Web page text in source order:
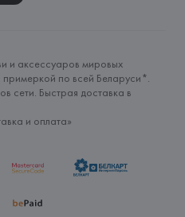
и аксессуаров мировых
примеркой по всей Беларуси*.
сети. Быстрая доставка в
и оплата»